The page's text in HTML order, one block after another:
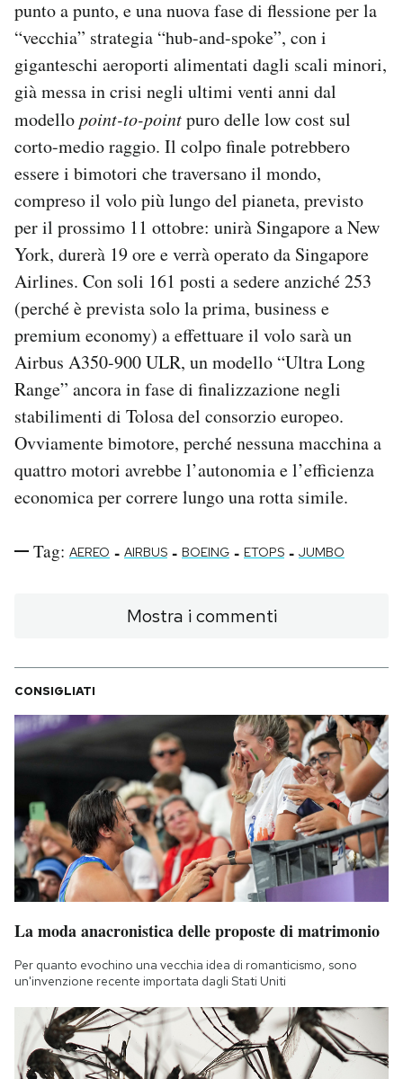
punto a punto, e una nuova fase di flessione per la
“vecchia” strategia “hub-and-spoke”, con i
giganteschi aeroporti alimentati dagli scali minori,
già messa in crisi negli ultimi venti anni dal
modellopoint-to-pointpuro delle low cost sul
corto-medio raggio. Il colpo finale potrebbero
essere i bimotori che traversano il mondo,
compreso il volo più lungo del pianeta, previsto
per il prossimo 11 ottobre: unirà Singapore a New
York, durerà 19 ore e verrà operato da Singapore
Airlines. Con soli 161 posti a sedere anziché 253
(perché è prevista solo la prima, business e
premium economy) a effettuare il volo sarà un
Airbus A350-900 ULR, un modello “Ultra Long
Range” ancora in fase di finalizzazione negli
stabilimenti di Tolosa del consorzio europeo.
Ovviamente bimotore, perché nessuna macchina a
quattro motori avrebbe l’autonomia e l’efficienza
economica per correre lungo una rotta simile.
Tag: AEREO - AIRBUS - BOEING - ETOPS - JUMBO
Mostra i commenti
CONSIGLIATI
La moda anacronistica delle proposte di matrimonio
Per quanto evochino una vecchia idea di romanticismo, sono
un'invenzione recente importata dagli Stati Uniti